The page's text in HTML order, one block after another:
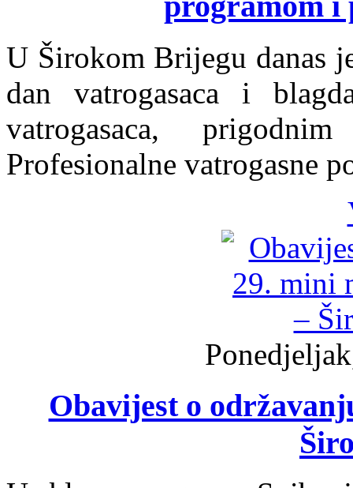
U Širokom Brijegu danas
dan vatrogasaca i
vatrogasaca,
Profesionalne vatrogasne
Obavijest o